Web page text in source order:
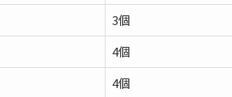
3個
4個
4個